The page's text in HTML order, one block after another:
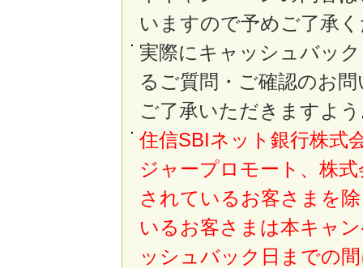
いますので予めご了承
実際にキャッシュバッ
るご質問・ご確認のお
ご了承いただきますよ
住信SBIネット銀行株式
ジャープロモート、株
されているお客さまを
いるお客さまは本キャ
ッシュバック日までの